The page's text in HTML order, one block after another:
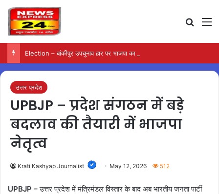
Election – बांकीपुर उपचुनाव हार पर भाजपा का मंथन, सामने आए कई कारण
उत्तर प्रदेश
UPBJP – प्रदेश संगठन में बड़े
बदलाव की तैयारी में भाजपा
नेतृत्व
Krati Kashyap Journalist May 12, 2026 512
UPBJP –उत्तर प्रदेश में मंत्रिमंडल विस्तार के बाद अब भारतीय जनता पार्टी